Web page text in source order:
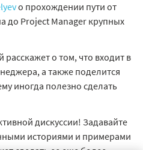
о прохождении пути от
до Project Manager крупных
о том, что входит в
а также поделится
иногда полезно сделать
дискуссии! Задавайте
историями и примерами